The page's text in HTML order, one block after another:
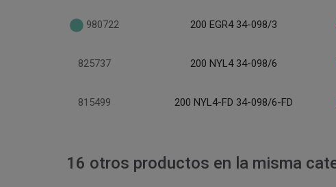
980722 200 EGR4 34-098/3
825737 200 NYL4 34-098/6
815499 200 NYL4-FD 34-098/6-FD
16 otros productos en la misma